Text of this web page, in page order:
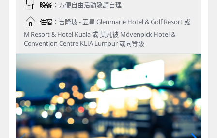
晚餐：方便自由活動敬請自理
住宿：吉隆坡 - 五星 Glenmarie Hotel & Golf Resort 或
M Resort & Hotel Kuala 或 莫凡彼 Mövenpick Hotel &
Convention Centre KLIA Lumpur 或同等級